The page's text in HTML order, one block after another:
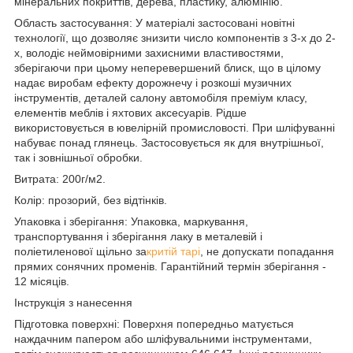
Область застосування: У матеріалі застосовані новітні
технології, що дозволяє знизити число компонентів з 3-х до 2-
х, володіє неймовірними захисними властивостями,
зберігаючи при цьому неперевершений блиск, що в цілому
надає виробам ефекту дорожнечу і розкоші музичних
інструментів, деталей салону автомобіля преміум класу,
елементів меблів і яхтових аксесуарів. Рідше
використовується в ювелірній промисловості. При шліфуванні
набуває понад глянець. Застосовується як для внутрішньої,
так і зовнішньої обробки.
Витрата: 200г/м2.
Колір: прозорий, без відтінків.
Упаковка і зберігання: Упаковка, маркування,
транспортування і зберігання лаку в металевій і
поліетиленової щільно закритій тарі , не допускати попадання
прямих сонячних променів. Гарантійний термін зберігання -
12 місяців.
Інструкція з нанесення
Підготовка поверхні: Поверхня попередньо матується
наждачним папером або шліфувальними інструментами,